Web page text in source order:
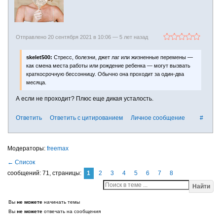
Отправлено 20 сентября 2021 в 10:06 — 5 лет назад
skelet500: Стресс, болезни, джет лаг или жизненные перемены —
как смена места работы или рождение ребенка — могут вызвать
краткосрочную бессонницу. Обычно она проходит за один-два
месяца.
А если не проходит? Плюс еще дикая усталость.
#
Ответить Ответить с цитированием Личное сообщение
freemax
сообщений: 71, страницы: 1 2 3 4 5 6 7
8
Найти
Вы не можете начинать темы
Вы не можете отвечать на сообщения